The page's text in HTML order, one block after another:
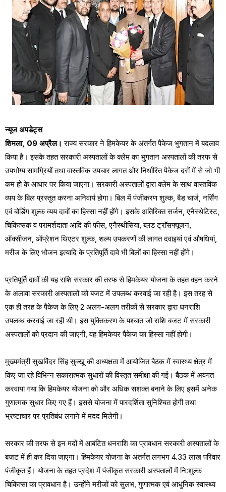
न्यूज अपडेट्स
शिमला, 09 अप्रैल।राज्य सरकार ने हिमकेयर के अंतर्गत पैकेज भुगतान में बदलाव
किया है। इसके तहत सरकारी अस्पतालों के क्लेम का भुगतान अस्पतालों की तरफ से
उपभोग्य सामग्रियों तथा वास्तविक उपचार लागत और निर्धारित पैकेज दरों में से जो भी
कम हो के आधार पर किया जाएगा। सरकारी अस्पतालों द्वारा क्लेम के साथ वास्तविक
व्यय के बिल प्रस्तुत करना अनिवार्य होगा। बिल में पंजीकरण शुल्क, बैड चार्ज, नर्सिंग
एवं बोर्डिंग शुल्क व्यय दावों का हिस्सा नहीं होंगे। इसके अतिरिक्त सर्जन, एनैस्थेटिस्ट,
चिकित्सक व परामर्शदाता आदि की फीस, एनैस्थीसिया, ब्लड ट्राॅसफ्यूजन,
ऑक्सीजन, ऑप्रेशन थिएटर शुल्क, शल्य उपकरणों की लागत दवाइयां एवं औषधियां,
मरीज के लिए भोजन इत्यादि के प्रतिपूर्ति दावे भी बिलों का हिस्सा नहीं होंगे।
प्रतिपूर्ति दावों की यह राशि सरकार की तरफ से हिमकेयर योजना के तहत वहन करने
के अलावा सरकारी अस्पतालों को बजट में उपलब्ध करवाई जा रही है। इस तरह से
एक ही तरह के पैकेज के लिए 2 अलग-अलग तरीकों से सरकार द्वारा धनराशि
उपलब्ध करवाई जा रही थी। इस युक्तिकरण के पश्चात जो राशि बजट में सरकारी
अस्पतालों को प्रदान की जाएगी, वह हिमकेयर पैकेज का हिस्सा नहीं होगी।
मुख्यमंत्री सुखविंदर सिंह सुक्खू की अध्यक्षता में आयोजित बैठक में स्वास्थ्य क्षेत्र में
किए जा रहे विभिन्न सकारात्मक सुधारों की विस्तृत समीक्षा की गई। बैठक में अवगत
करवाया गया कि हिमकेयर योजना को और अधिक सशक्त बनाने के लिए इसमें अनेक
गुणात्मक सुधार किए गए हैं। इससे योजना में पारदर्शिता सुनिश्चित होगी तथा
भ्रष्टाचार पर प्रतिबंध लगाने में मदद मिलेगी।
सरकार की तरफ से इन मदों में आबंटित धनराशि का प्रावधान सरकारी अस्पतालों के
बजट में ही कर दिया जाएगा। हिमकेयर योजना के अंतर्गत लगभग 4.33 लाख परिवार
पंजीकृत हैं। योजना के तहत प्रदेश में पंजीकृत सरकारी अस्पतालों में नि:शुल्क
चिकित्सा का प्रावधान है। उन्होंने मरीजों को सुलभ, गुणात्मक एवं आधुनिक स्वास्थ्य